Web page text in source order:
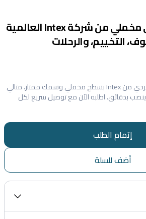
سرير هوائي فردي مخملي من شركة Intex العالمية
التخييم، والرحلات
راحتك بجيبك! سرير هوائي فردي من Intex بسطح مخملي وسمك ممتاز. مثالي
بدقائق. اطلبه الآن مع توصيل سريع لكل
إتمام الطلب
أضف للسلة